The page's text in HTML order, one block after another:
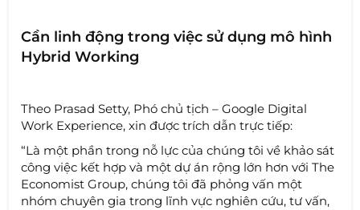
Cần linh động trong việc sử dụng mô hình
Hybrid Working
Theo Prasad Setty, Phó chủ tịch – Google Digital
Work Experience, xin được trích dẫn trực tiếp:
“Là một phần trong nỗ lực của chúng tôi về khảo sát
công việc kết hợp và một dự án rộng lớn hơn với The
Economist Group, chúng tôi đã phỏng vấn một
nhóm chuyên gia trong lĩnh vực nghiên cứu, tư vấn,